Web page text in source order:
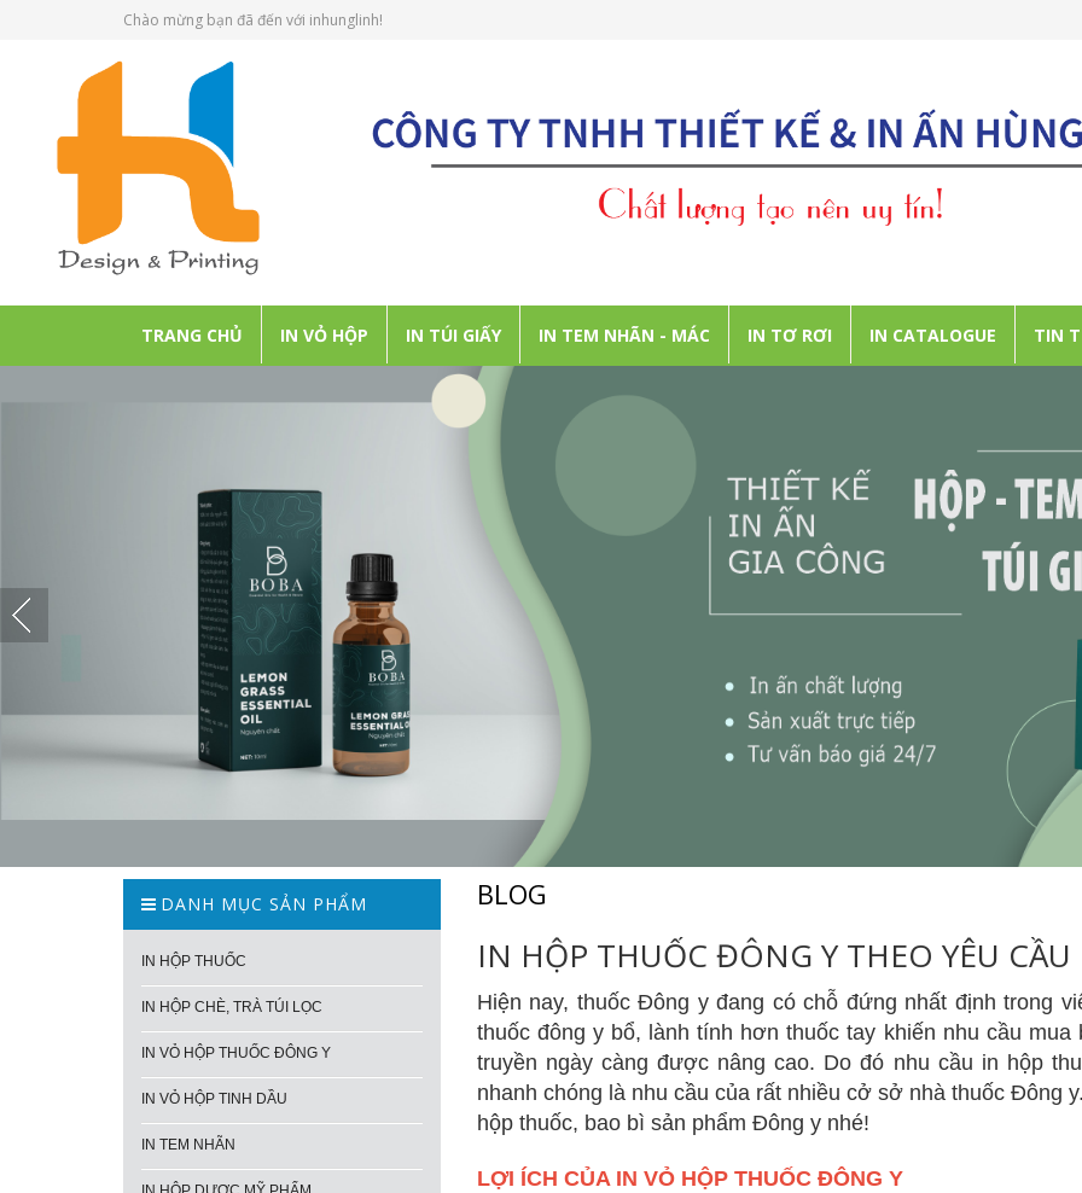
Chào mừng bạn đã đến với inhunglinh!
TRANG CHỦ IN VỎ HỘP IN TÚI GIẤY IN TEM NHÃN - MÁC IN TƠ RƠI IN CATALOGUE TIN
DANH MỤC SẢN PHẨM
IN HỘP THUỐC
IN HỘP CHÈ, TRÀ TÚI LỌC
IN VỎ HỘP THUỐC ĐÔNG Y
IN VỎ HỘP TINH DẦU
IN TEM NHÃN
BLOG
IN HỘP THUỐC ĐÔNG Y THEO YÊU CẦU
Hiện nay, thuốc Đông y đang có chỗ đứng nhất định trong
thuốc đông y bổ, lành tính hơn thuốc tay khiến nhu cầu
truyền ngày càng được nâng cao. Do đó nhu cầu in hộp
nhanh chóng là nhu cầu của rất nhiều cở sở nhà thuốc Đông
hộp thuốc, bao bì sản phẩm Đông y nhé!
LỢI ÍCH CỦA IN VỎ HỘP THUỐC ĐÔNG Y